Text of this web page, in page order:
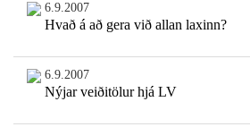
6.9.2007
Hvað á að gera við allan laxinn?
6.9.2007
Nýjar veiðitölur hjá LV